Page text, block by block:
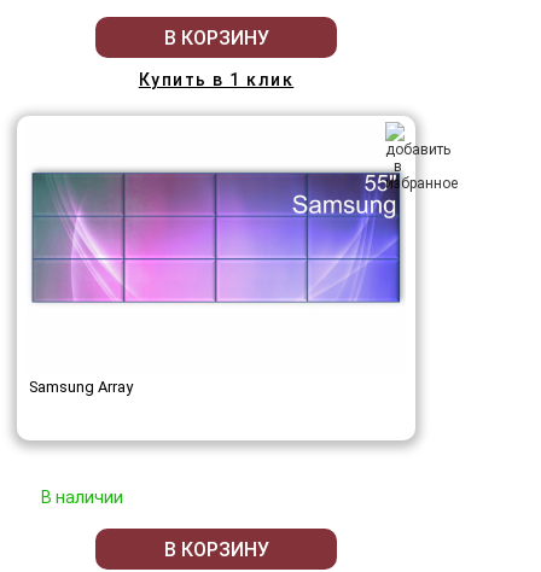
В КОРЗИНУ
Купить в 1 клик
Samsung Array
В наличии
В КОРЗИНУ